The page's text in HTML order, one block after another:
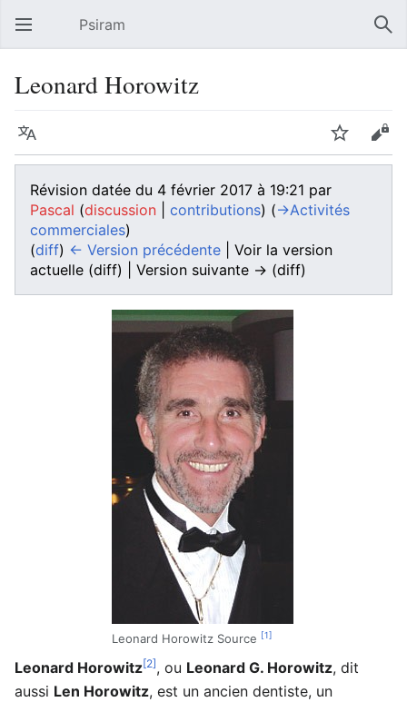
Ouvrir le menu principal Psiram
Leonard Horowitz
Langue Suivre
Révision datée du 4 février 2017 à 19:21 par
Pascal (discussion contributions) (→‎Activités
commerciales)
(diff) ← Version précédente | Voir la version
actuelle (diff) | Version suivante → (diff)
Leonard Horowitz Source [1]
Leonard Horowitz[2], ou Leonard G. Horowitz, dit
aussi Len Horowitz, est un ancien dentiste, un